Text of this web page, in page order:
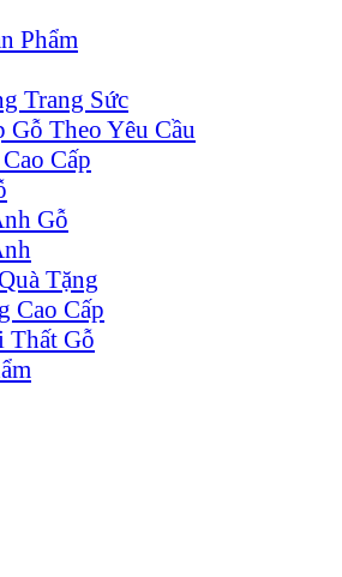
Phẩm
Trang Sức
Gỗ Theo Yêu Cầu
Cấp
Gỗ
Tặng
Cao Cấp
Thất Gỗ